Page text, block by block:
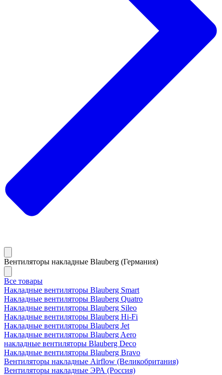
Вентиляторы накладные Blauberg (Германия)
Все товары
Накладные вентиляторы Blauberg Smart
Накладные вентиляторы Blauberg Quatro
Накладные вентиляторы Blauberg Sileo
Накладные вентиляторы Blauberg Hi-Fi
Накладные вентиляторы Blauberg Jet
Накладные вентиляторы Blauberg Aero
накладные вентиляторы Blauberg Deco
Накладные вентиляторы Blauberg Bravo
Вентиляторы накладные Airflow (Великобритания)
Вентиляторы накладные ЭРА (Россия)